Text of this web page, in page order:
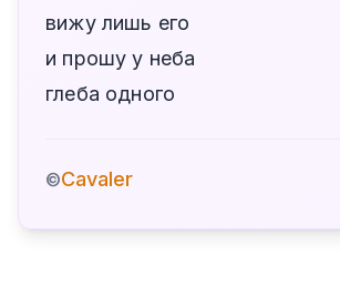
вижу лишь его
и прошу у неба
глеба одного
©Cavaler